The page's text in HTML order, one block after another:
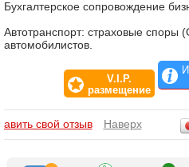
Бухгалтерское сопровождение
Автотранспорт: страховые
автомобилистов.
V.I.P.
размещение
Отзывы
свой отзыв Наверх